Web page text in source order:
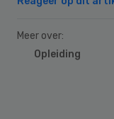
Meer over:
Opleiding